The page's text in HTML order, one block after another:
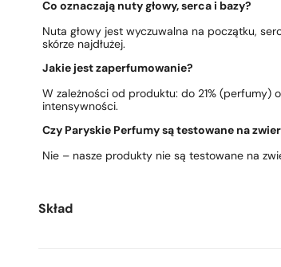
Co oznaczają nuty głowy, serca i bazy?
Nuta głowy jest wyczuwalna na początku,
skórze najdłużej.
Jakie jest zaperfumowanie?
W zależności od produktu: do 21% (perfumy)
intensywności.
Czy Paryskie Perfumy są testowane na
Nie – nasze produkty nie są testowane na
Skład